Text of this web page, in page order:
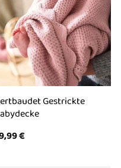
Gestrickte
€